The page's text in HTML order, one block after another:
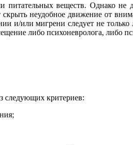
веществ. Однако не
неудобное движение от
и/или мигрени следует не
либо психоневролога, либо
следующих критериев: